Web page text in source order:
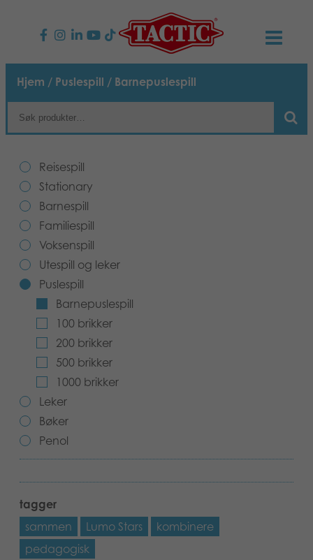
PRODUKTER
Barnespill
Voksenspill
Utespill og leker
Puslespill
Leker
Bøker
Applikasjoner
Arkiverte produkter
NYHETER
Etiske retningslinjer
Ansvarlighet
Vår historie
KONTAKTER
Kontakt oss
Produktsider
Media
B2B-SHOP
Hjem / Puslespill / Barnepuslespill
Reisespill
Stationary
Barnespill
Familiespill
Voksenspill
Utespill og leker
Puslespill
Barnepuslespill
100 brikker
200 brikker
500 brikker
1000 brikker
Leker
Bøker
Penol
tagger
sammen
Lumo Stars
kombinere
pedagogisk